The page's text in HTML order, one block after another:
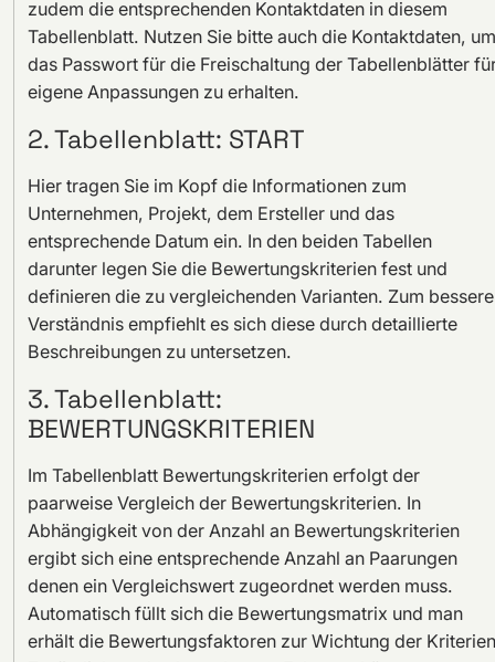
zudem die entsprechenden Kontaktdaten in diesem
Tabellenblatt. Nutzen Sie bitte auch die Kontaktdaten, um
das Passwort für die Freischaltung der Tabellenblätter
eigene Anpassungen zu erhalten.
2. Tabellenblatt: START
Hier tragen Sie im Kopf die Informationen zum
Unternehmen, Projekt, dem Ersteller und das
entsprechende Datum ein. In den beiden Tabellen
darunter legen Sie die Bewertungskriterien fest und
definieren die zu vergleichenden Varianten. Zum
Verständnis empfiehlt es sich diese durch detaillierte
Beschreibungen zu untersetzen.
3. Tabellenblatt:
BEWERTUNGSKRITERIEN
Im Tabellenblatt Bewertungskriterien erfolgt der
paarweise Vergleich der Bewertungskriterien. In
Abhängigkeit von der Anzahl an Bewertungskriterien
ergibt sich eine entsprechende Anzahl an Paarungen
denen ein Vergleichswert zugeordnet werden muss.
Automatisch füllt sich die Bewertungsmatrix und man
erhält die Bewertungsfaktoren zur Wichtung der